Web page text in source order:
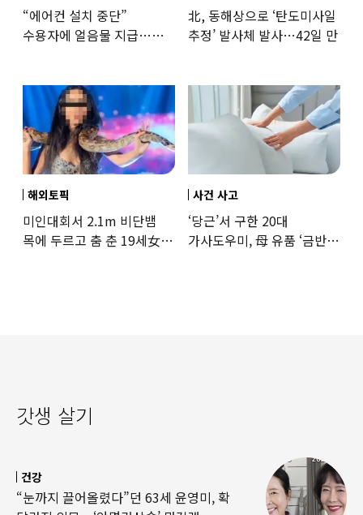
“에어컨 설치 중단”
수용자에 얼음물 지급…
北, 동해상으로 ‘탄도미사일
추정’ 발사체 발사…42일 만
해외토픽
미인대회서 2.1m 비단뱀
목에 두르고 춤 춘 19세女
사건 사고
‘당근’서 구한 20대
가사도우미, 母 유품 ‘금반지
갓생 살기
건강
“눈까지 끌어올렸다”던 63세 윤영미, 확